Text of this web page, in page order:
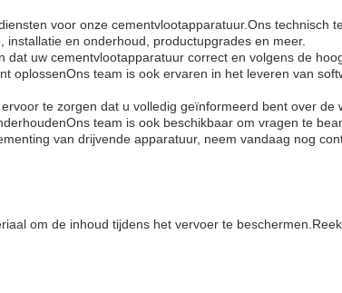
voor onze cementvlootapparatuur.Ons technisch
en onderhoud, productupgrades en meer.
uw cementvlootapparatuur correct en volgens de
oplossenOns team is ook ervaren in het leveren van
te zorgen dat u volledig geïnformeerd bent over
team is ook beschikbaar om vragen te
van drijvende apparatuur, neem vandaag nog
om de inhoud tijdens het vervoer te